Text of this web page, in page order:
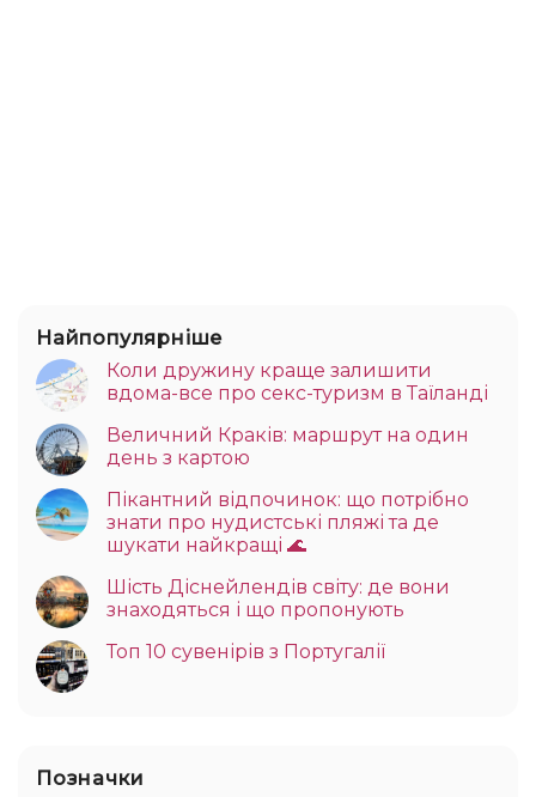
Найпопулярніше
Коли дружину краще залишити
вдома-все про секс-туризм в Таїланді
Величний Краків: маршрут на один
день з картою
Пікантний відпочинок: що потрібно
знати про нудистські пляжі та де
шукати найкращі 🌊
Шість Діснейлендів світу: де вони
знаходяться і що пропонують
Топ 10 сувенірів з Португалії
Позначки